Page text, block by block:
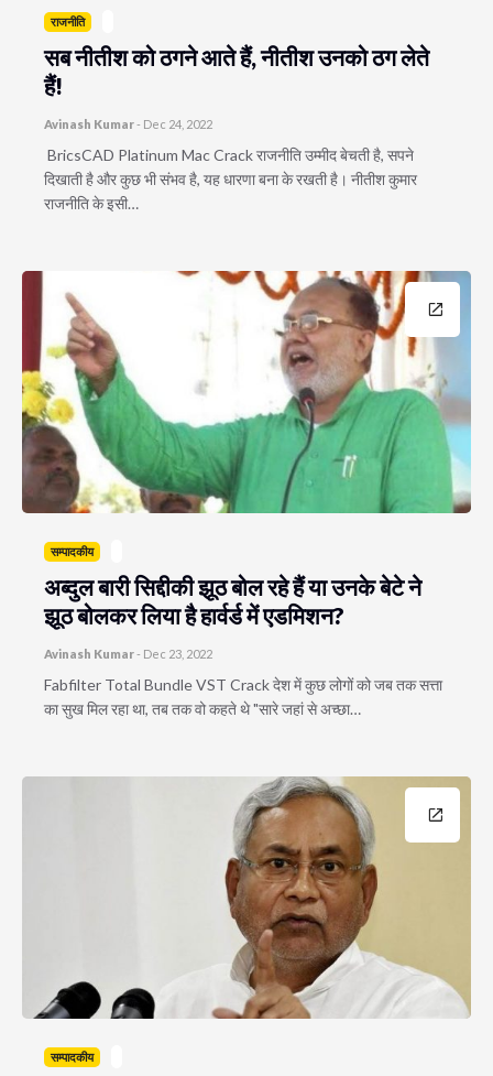
राजनीति
सब नीतीश को ठगने आते हैं, नीतीश उनको ठग लेते
हैं!
Avinash Kumar- Dec 24, 2022
BricsCAD Platinum Mac Crack राजनीति उम्मीद बेचती है, सपने
दिखाती है और कुछ भी संभव है, यह धारणा बना के रखती है। नीतीश कुमार
राजनीति के इसी…
सम्पादकीय
अब्दुल बारी सिद्दीकी झूठ बोल रहे हैं या उनके बेटे ने
झूठ बोलकर लिया है हार्वर्ड में एडमिशन?
Avinash Kumar- Dec 23, 2022
Fabfilter Total Bundle VST Crack देश में कुछ लोगों को जब तक सत्ता
का सुख मिल रहा था, तब तक वो कहते थे "सारे जहां से अच्छा…
सम्पादकीय